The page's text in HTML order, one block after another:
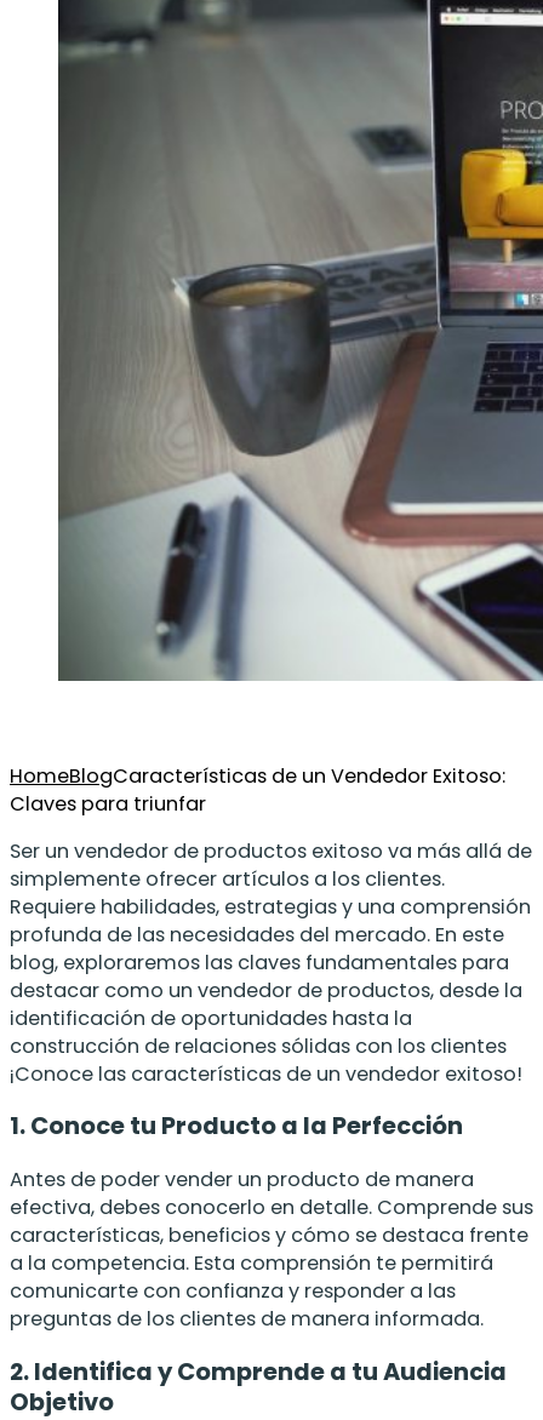
HomeBlogCaracterísticas de un Vendedor Exitoso:
Claves para triunfar
Ser un vendedor de productos exitoso va más allá de
simplemente ofrecer artículos a los clientes.
Requiere habilidades, estrategias y una comprensión
profunda de las necesidades del mercado. En este
blog, exploraremos las claves fundamentales para
destacar como un vendedor de productos, desde la
identificación de oportunidades hasta la
construcción de relaciones sólidas con los clientes
¡Conoce las características de un vendedor exitoso!
1. Conoce tu Producto a la Perfección
Antes de poder vender un producto de manera
efectiva, debes conocerlo en detalle. Comprende sus
características, beneficios y cómo se destaca frente
a la competencia. Esta comprensión te permitirá
comunicarte con confianza y responder a las
preguntas de los clientes de manera informada.
2. Identifica y Comprende a tu Audiencia
Objetivo